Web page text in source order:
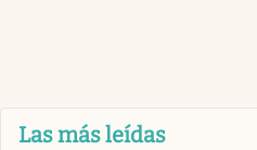
Las más leídas